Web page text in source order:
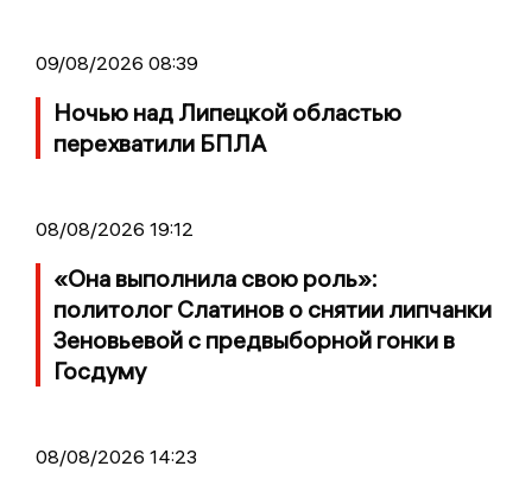
09/08/2026 08:39
Ночью над Липецкой областью
перехватили БПЛА
08/08/2026 19:12
«Она выполнила свою роль»:
политолог Слатинов о снятии липчанки
Зеновьевой с предвыборной гонки в
Госдуму
08/08/2026 14:23